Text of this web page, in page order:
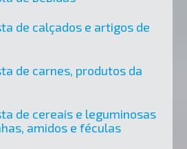
de calçados e artigos de
de carnes, produtos da
de cereais e leguminosas
amidos e féculas